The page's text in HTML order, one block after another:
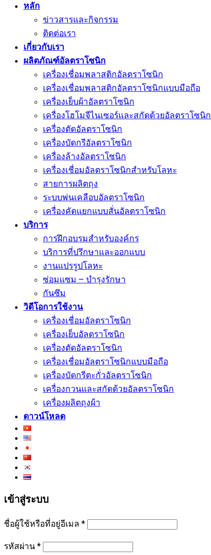
หลัก
ข่าวสารและกิจกรรม
ติดต่อเรา
เกี่ยวกับเรา
ผลิตภัณฑ์อัลตราโซนิก
เครื่องเชื่อมพลาสติกอัลตราโซนิก
เครื่องเชื่อมพลาสติกอัลตราโซนิกแบบมือถือ
เครื่องเย็บผ้าอัลตราโซนิก
เครื่องโฮโมจีไนเซอร์และสกัดด้วยอัลตราโซนิก
เครื่องตัดอัลตราโซนิก
เครื่องบัดกรีอัลตราโซนิก
เครื่องล้างอัลตราโซนิก
เครื่องเชื่อมอัลตราโซนิกสำหรับโลหะ
สายการผลิตถุง
ระบบพ่นเคลือบอัลตราโซนิก
เครื่องคัดแยกแบบสั่นอัลตราโซนิก
บริการ
การฝึกอบรมสำหรับองค์กร
บริการที่ปรึกษาและออกแบบ
งานแปรรูปโลหะ
ซ่อมแซม – บำรุงรักษา
กันซึม
วิดีโอการใช้งาน
เครื่องเชื่อมอัลตราโซนิก
เครื่องเย็บอัลตราโซนิก
เครื่องตัดอัลตราโซนิก
เครื่องเชื่อมอัลตราโซนิกแบบมือถือ
เครื่องบัดกรีตะกั่วอัลตราโซนิก
เครื่องกวนและสกัดด้วยอัลตราโซนิก
เครื่องผลิตถุงผ้า
ดาวน์โหลด
เข้าสู่ระบบ
ชื่อผู้ใช้หรือที่อยู่อีเมล *
รหัสผ่าน *